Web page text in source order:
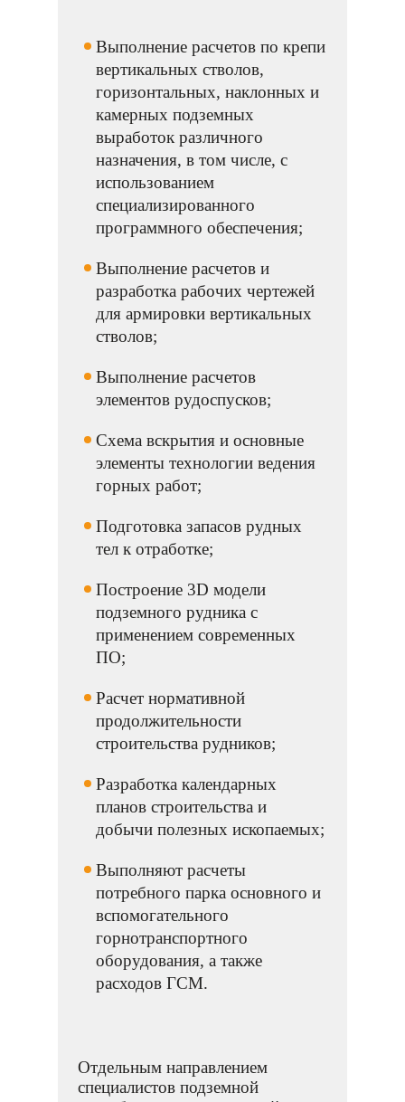
Выполнение расчетов по крепи
вертикальных стволов,
горизонтальных, наклонных и
камерных подземных
выработок различного
назначения, в том числе, с
использованием
специализированного
программного обеспечения;
Выполнение расчетов и
разработка рабочих чертежей
для армировки вертикальных
стволов;
Выполнение расчетов
элементов рудоспусков;
Схема вскрытия и основные
элементы технологии ведения
горных работ;
Подготовка запасов рудных
тел к отработке;
Построение 3D модели
подземного рудника с
применением современных
ПО;
Расчет нормативной
продолжительности
строительства рудников;
Разработка календарных
планов строительства и
добычи полезных ископаемых;
Выполняют расчеты
потребного парка основного и
вспомогательного
горнотранспортного
оборудования, а также
расходов ГСМ.
Отдельным направлением
специалистов подземной